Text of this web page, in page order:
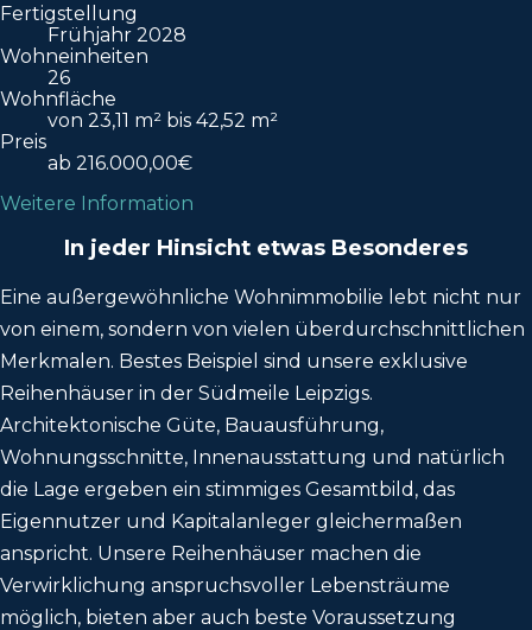
Fertigstellung
Frühjahr 2028
Wohneinheiten
26
Wohnfläche
von 23,11 m² bis 42,52 m²
Preis
ab 216.000,00€
Weitere Information
In jeder Hinsicht etwas Besonderes
Eine außergewöhnliche Wohnimmobilie lebt nicht nur
von einem, sondern von vielen überdurchschnittlichen
Merkmalen. Bestes Beispiel sind unsere exklusive
Reihenhäuser in der Südmeile Leipzigs.
Architektonische Güte, Bauausführung,
Wohnungsschnitte, Innenausstattung und natürlich
die Lage ergeben ein stimmiges Gesamtbild, das
Eigennutzer und Kapitalanleger gleichermaßen
anspricht. Unsere Reihenhäuser machen die
Verwirklichung anspruchsvoller Lebensträume
möglich, bieten aber auch beste Voraussetzung